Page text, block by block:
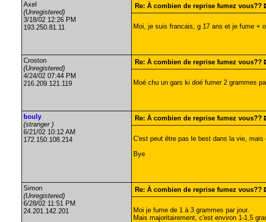
Axel
(Unregistered)
3/18/02 12:26 PM
193.250.81.11
Re: À combien de reprise fumez vous??
Moi, je suis francais, g 17 ans et je fume +
Croston
(Unregistered)
4/24/02 07:44 PM
216.209.121.119
Re: À combien de reprise fumez vous??
Moé chu un gars ki doé fumer 2 grammes
bouly
(stranger )
6/21/02 10:12 AM
172.150.108.214
Re: À combien de reprise fumez vous??
C'est peut être pas le best dans la vie,
Bye
Simon
(Unregistered)
6/28/02 11:51 PM
24.201.142.201
Re: À combien de reprise fumez vous??
Moi je fume de 1 à 3 grammes par jour.
Mais majoritairement, c'est environ 1-1,5